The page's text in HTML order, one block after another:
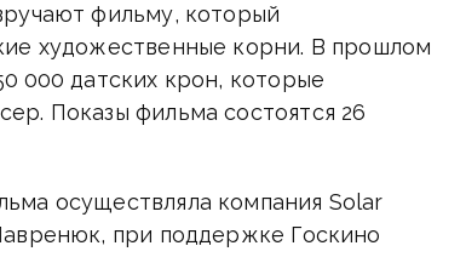
фильму, который
художественные корни. В прошлом
000 датских крон, которые
Показы фильма состоятся 26
осуществляла компания Solar
при поддержке Госкино